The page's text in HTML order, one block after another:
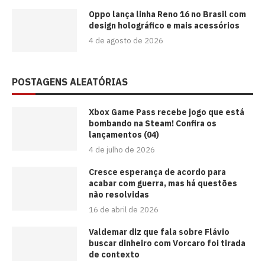
Oppo lança linha Reno 16 no Brasil com
design holográfico e mais acessórios
4 de agosto de 2026
POSTAGENS ALEATÓRIAS
Xbox Game Pass recebe jogo que está
bombando na Steam! Confira os
lançamentos (04)
4 de julho de 2026
Cresce esperança de acordo para
acabar com guerra, mas há questões
não resolvidas
16 de abril de 2026
Valdemar diz que fala sobre Flávio
buscar dinheiro com Vorcaro foi tirada
de contexto